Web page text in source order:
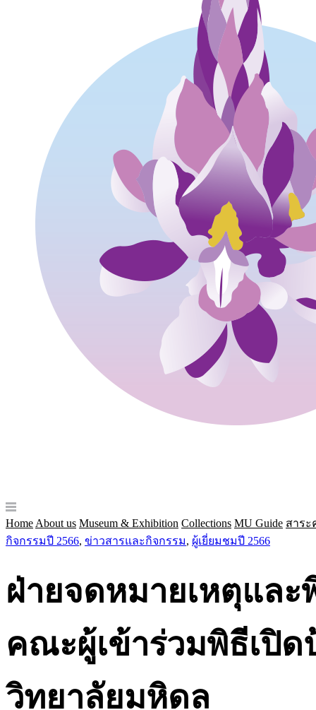
Home About us Museum & Exhibition Collections MU Guide สาระ
กิจกรรมปี 2566, ข่าวสารและกิจกรรม, ผู้เยี่ยมชมปี 2566
ฝ่ายจดหมายเหตุแล
คณะผู้เข้าร่วมพิธีเปิ
วิทยาลัยมหิดล